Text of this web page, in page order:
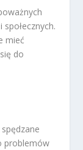
mieć
do
problemów